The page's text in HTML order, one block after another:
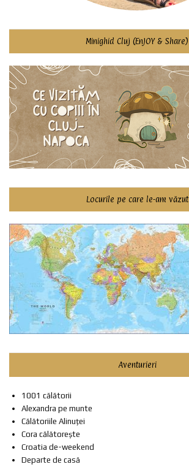
Minighid Cluj (EnJOY & Share)
Locurile pe care le-am văzut
Aventurieri
1001 călătorii
Alexandra pe munte
Călătoriile Alinuței
Cora călătorește
Croatia de-weekend
Departe de casă